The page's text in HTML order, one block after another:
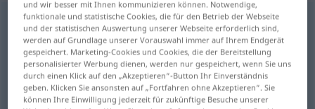
gegenstandslosadj
Übersicht aller Übersetzungen
(Für mehr Details die Übersetzung anklicken/antippen)
bespredmetan
und wir besser mit Ihnen kommunizieren können. Notwendige,
funktionale und statistische Cookies, die für den Betrieb der Webseite
und der statistischen Auswertung unserer Webseite erforderlich sind,
werden auf Grundlage unserer Vorauswahl immer auf Ihrem Endgerät
gespeichert. Marketing-Cookies und Cookies, die der Bereitstellung
personalisierter Werbung dienen, werden nur gespeichert, wenn Sie uns
durch einen Klick auf den „Akzeptieren“-Button Ihr Einverständnis
geben. Klicken Sie ansonsten auf „Fortfahren ohne Akzeptieren“. Sie
können Ihre Einwilligung jederzeit für zukünftige Besuche unserer